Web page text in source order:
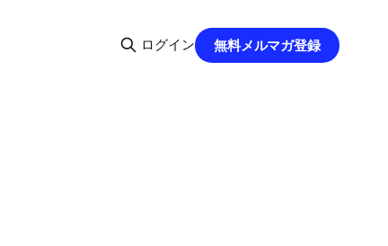
ログイン 無料メルマガ登録